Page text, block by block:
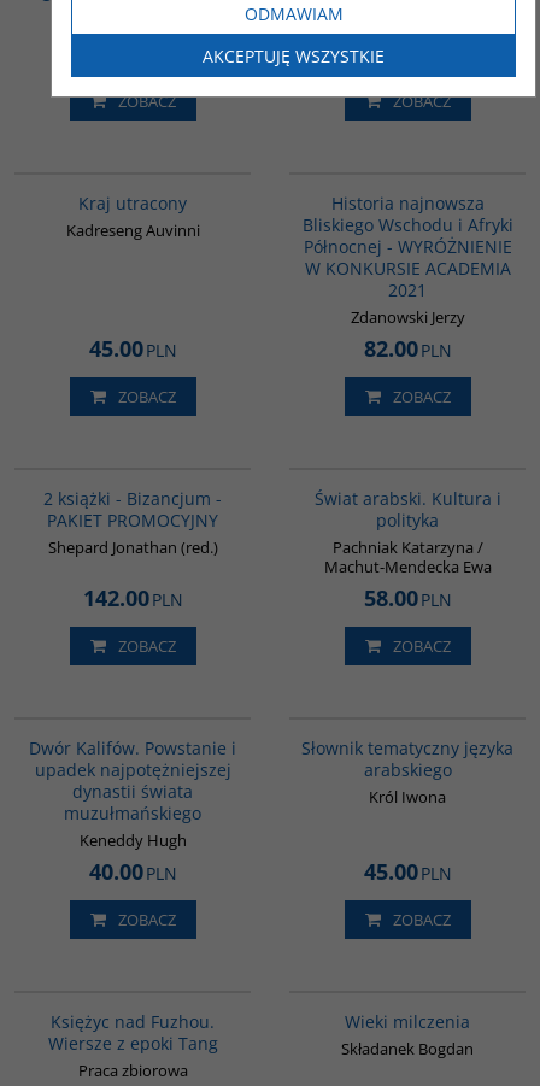
ZOBACZ
opowiadań japońskich
ZOBACZ
Kraj utracony
Kadreseng Auvinni
45.00PLN
ZOBACZ
Historia najnowsza
Bliskiego Wschodu i Afryki
Północnej - WYRÓŻNIENIE
W KONKURSIE ACADEMIA
2021
Zdanowski Jerzy
82.00PLN
ZOBACZ
2 książki - Bizancjum -
PAKIET PROMOCYJNY
Shepard Jonathan (red.)
142.00PLN
ZOBACZ
Świat arabski. Kultura i
polityka
Pachniak Katarzyna /
Machut-Mendecka Ewa
58.00PLN
ZOBACZ
Dwór Kalifów. Powstanie i
upadek najpotężniejszej
dynastii świata
muzułmańskiego
Keneddy Hugh
40.00PLN
ZOBACZ
Słownik tematyczny języka
arabskiego
Król Iwona
45.00PLN
ZOBACZ
Księżyc nad Fuzhou.
Wiersze z epoki Tang
Praca zbiorowa
Wieki milczenia
Składanek Bogdan
ODMAWIAM
AKCEPTUJĘ WSZYSTKIE